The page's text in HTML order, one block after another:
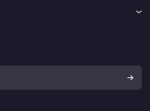
Dein Widerrufsrecht